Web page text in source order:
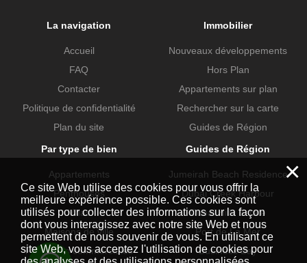
La navigation
Accueil
FAQ
Contacter
Politique de confidentialité
Plan du site
Immobilier
Nouveaux développements
Hors Plan
Appartements sur plan
Rechercher sur la carte
Guides de Région
Par type de bien
Appartements
Penthouses
Villas
Maisons de ville
Propriétés commerciales
Guides de Région
Jumeirah Beach Residence
Dubai Creek Harbour
Dubai Hills Estate
Port de La Mer
Business Bay
×
Ce site Web utilise des cookies pour vous offrir la
meilleure expérience possible. Ces cookies sont
utilisés pour collecter des informations sur la façon
dont vous interagissez avec notre site Web et nous
permettent de nous souvenir de vous. En utilisant ce
site Web, vous acceptez l'utilisation de cookies pour